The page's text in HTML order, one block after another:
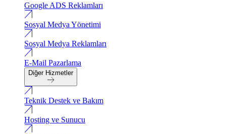
Google ADS Reklamları
Sosyal Medya Yönetimi
Sosyal Medya Reklamları
E-Mail Pazarlama
Diğer Hizmetler
Teknik Destek ve Bakım
Hosting ve Sunucu